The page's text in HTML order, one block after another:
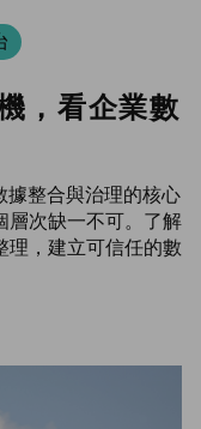
，看企業數
整合與治理的核心
次缺一不可。了解
理，建立可信任的數